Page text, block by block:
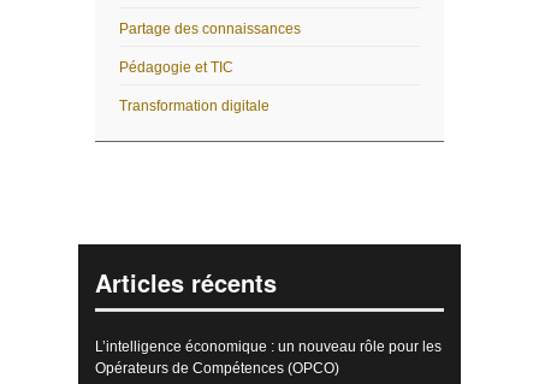
Partage des connaissances
Pédagogie et TIC
Transformation digitale
Articles récents
L’intelligence économique : un nouveau rôle pour les
Opérateurs de Compétences (OPCO)